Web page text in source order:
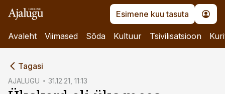
Esimene kuu tasuta
Avaleht Viimased Sõda Kultuur Tsivilisatsioon
Tagasi
AJALUGU 31.12.21, 11:13